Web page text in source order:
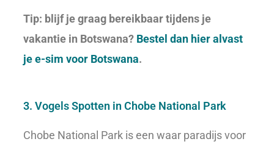
Tip: blijf je graag bereikbaar tijdens je
vakantie in Botswana? Bestel dan hier alvast
je e-sim voor Botswana.
3. Vogels Spotten in Chobe National Park
Chobe National Park is een waar paradijs voor